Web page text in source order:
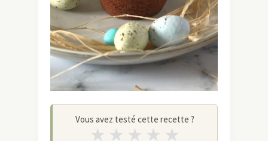
Vous avez testé cette recette ?
★ ★ ★ ★ ★